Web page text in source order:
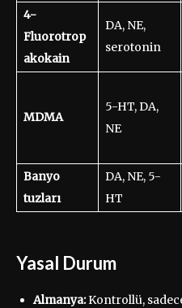
4-
Fluorotrop
akokain
DA, NE,
serotonin
MDMA
5-HT, DA,
NE
Banyo
tuzları
DA, NE, 5-
HT
Yasal Durum
Almanya:Kontrollü,